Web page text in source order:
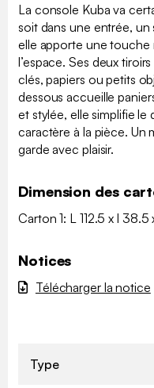
La console Kuba va
soit dans une entrée,
elle apporte une touche
l’espace. Ses deux
clés, papiers ou petits
dessous accueille
et stylée, elle simplifie
caractère à la pièce. Un
garde avec plaisir.
Dimension des
Carton 1: L 112.5 x l
Notices
Télécharger la notice
Type